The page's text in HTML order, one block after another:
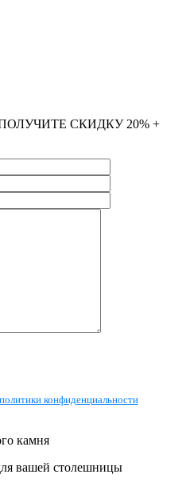
СКИДКУ 20% +
политики конфиденциальности
камня
вашей столешницы